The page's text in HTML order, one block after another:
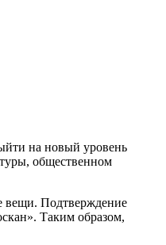
на новый уровень
общественном
вещи. Подтверждение
Таким образом,